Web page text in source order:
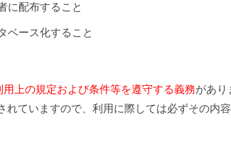
に配布すること
ベース化すること
上の規定および条件等を遵守する義務があり
ていますので、利用に際しては必ずその内